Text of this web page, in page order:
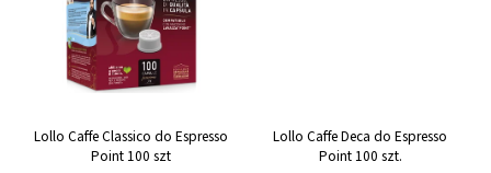
Lollo Caffe Classico do Espresso
Point 100 szt
Lollo Caffe Deca do Espresso
Point 100 szt.